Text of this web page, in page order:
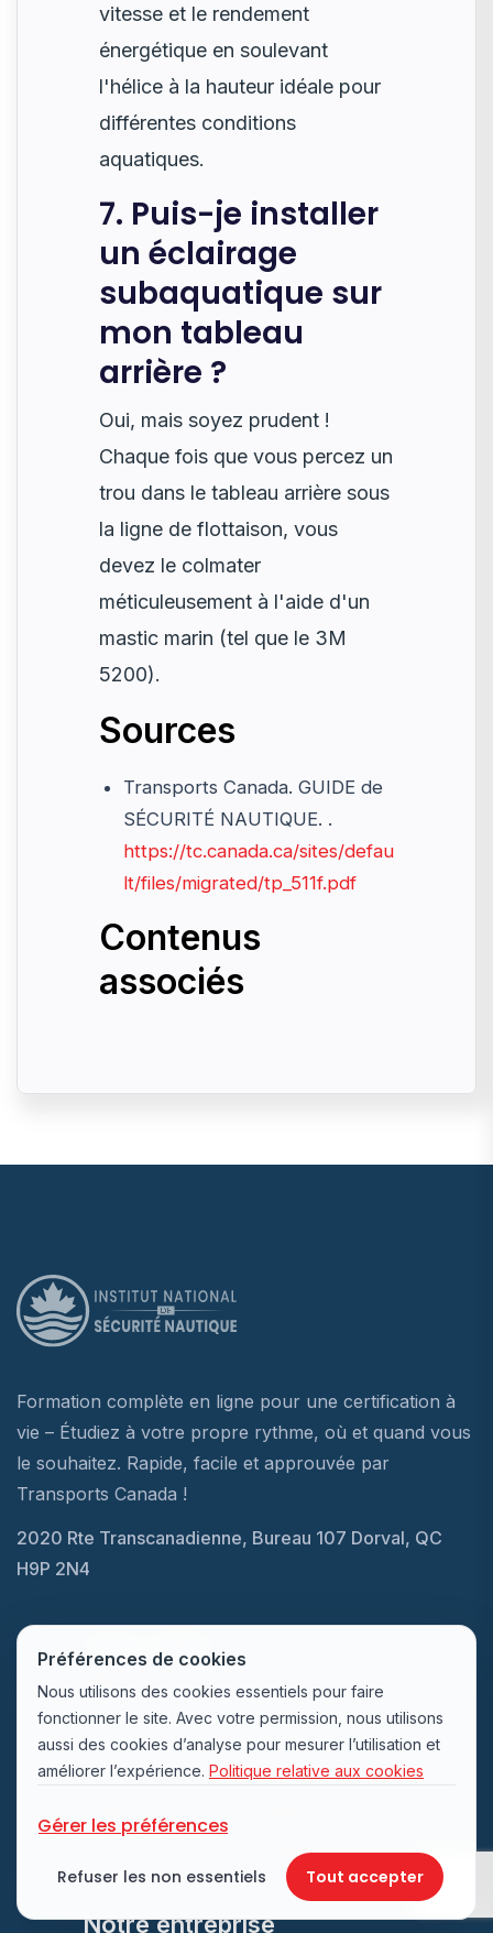
vitesse et le rendement
énergétique en soulevant
l'hélice à la hauteur idéale pour
différentes conditions
aquatiques.
7. Puis-je installer
un éclairage
subaquatique sur
mon tableau
arrière ?
Oui, mais soyez prudent !
Chaque fois que vous percez un
trou dans le tableau arrière sous
la ligne de flottaison, vous
devez le colmater
méticuleusement à l'aide d'un
mastic marin (tel que le 3M
5200).
Sources
Transports Canada. GUIDE de
SÉCURITÉ NAUTIQUE. .
https://tc.canada.ca/sites/defau
lt/files/migrated/tp_511f.pdf
Contenus
associés
Formation complète en ligne pour une certification à
vie – Étudiez à votre propre rythme, où et quand vous
le souhaitez. Rapide, facile et approuvée par
Transports Canada !
2020 Rte Transcanadienne, Bureau 107 Dorval, QC
H9P 2N4
À propos
Nous joindre
FAQ sur le cours de navigation
Notre entreprise
Préférences de cookies
Nous utilisons des cookies essentiels pour faire
fonctionner le site. Avec votre permission, nous utilisons
aussi des cookies d’analyse pour mesurer l’utilisation et
améliorer l’expérience. Politique relative aux cookies
Gérer les préférences
Refuser les non essentiels Tout accepter